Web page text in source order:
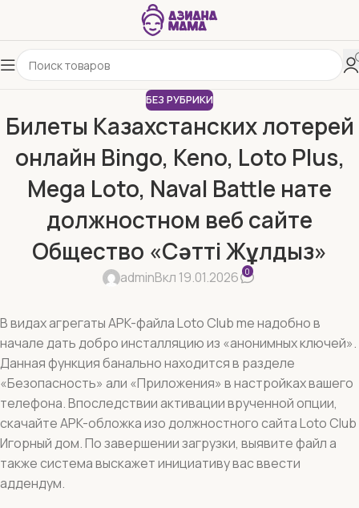
БЕЗ РУБРИКИ
Билеты Казахстанских лотерей
онлайн Bingo, Keno, Loto Plus,
Mega Loto, Naval Battle нате
должностном веб сайте
Общество «Сәтті Жұлдыз»
adminВкл 19.01.2026 0
В видах агрегаты APK-файла Loto Club me надобно в
начале дать добро инсталляцию из «анонимных ключей».
Данная функция банально находится в разделе
«Безопасность» али «Приложения» в настройках вашего
телефона. Впоследствии активации врученной опции,
скачайте APK-обложка изо должностного сайта Loto Club
Игорный дом.По завершении загрузки, выявите файл а
также система выскажет инициативу вас ввести
аддендум.